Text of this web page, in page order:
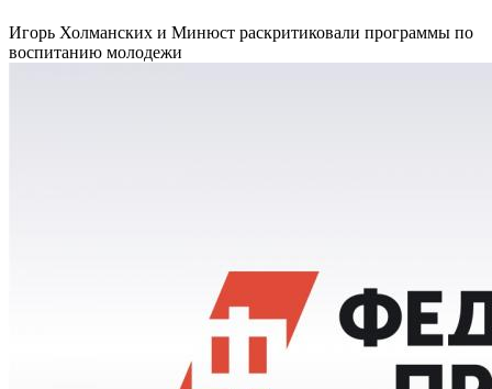
Игорь Холманских и Минюст раскритиковали программы по
воспитанию молодежи